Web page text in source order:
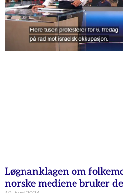
Løgnanklagen om
norske mediene bruker